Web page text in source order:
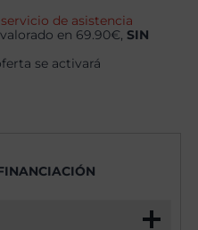
servicio de asistencia
, valorado en 69.90€,SIN
se activará